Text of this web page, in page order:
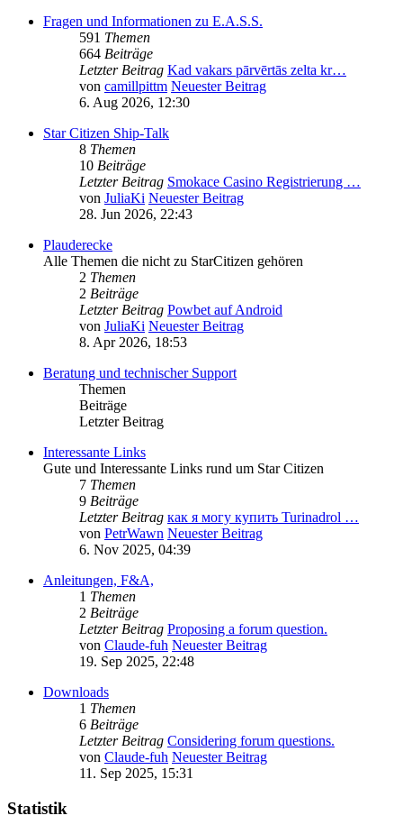
Fragen und Informationen zu E.A.S.S.
591 Themen
664 Beiträge
Letzter Beitrag Kad vakars pārvērtās zelta kr…
von camillpittm Neuester Beitrag
6. Aug 2026, 12:30
Star Citizen Ship-Talk
8 Themen
10 Beiträge
Letzter Beitrag Smokace Casino Registrierung …
von JuliaKi Neuester Beitrag
28. Jun 2026, 22:43
Plauderecke
Alle Themen die nicht zu StarCitizen gehören
2 Themen
2 Beiträge
Letzter Beitrag Powbet auf Android
von JuliaKi Neuester Beitrag
8. Apr 2026, 18:53
Beratung und technischer Support
Themen
Beiträge
Letzter Beitrag
Interessante Links
Gute und Interessante Links rund um Star Citizen
7 Themen
9 Beiträge
Letzter Beitrag как я могу купить Turinadrol …
von PetrWawn Neuester Beitrag
6. Nov 2025, 04:39
Anleitungen, F&A,
1 Themen
2 Beiträge
Letzter Beitrag Proposing a forum question.
von Claude-fuh Neuester Beitrag
19. Sep 2025, 22:48
Downloads
1 Themen
6 Beiträge
Letzter Beitrag Considering forum questions.
von Claude-fuh Neuester Beitrag
11. Sep 2025, 15:31
Statistik